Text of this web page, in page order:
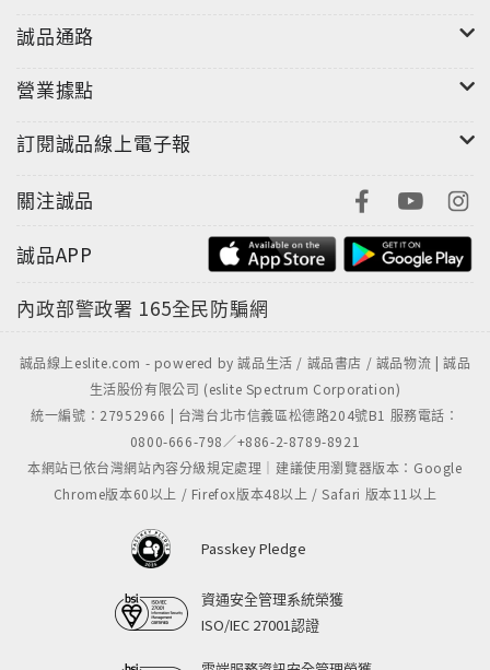
誠品通路
營業據點
訂閱誠品線上電子報
關注誠品
誠品APP
內政部警政署 165全民防騙網
誠品線上eslite.com - powered by 誠品生活 / 誠品書店 / 誠品物流 | 誠品
生活股份有限公司 (eslite Spectrum Corporation)
統一編號：27952966 | 台灣台北市信義區松德路204號B1 服務電話：
0800-666-798／+886-2-8789-8921
本網站已依台灣網站內容分級規定處理｜建議使用瀏覽器版本：Google
Chrome版本60以上 / Firefox版本48以上 / Safari 版本11以上
Passkey Pledge
資通安全管理系統榮獲
ISO/IEC 27001認證